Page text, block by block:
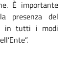
È importante
presenza del
in tutti i modi